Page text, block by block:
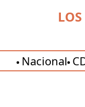
Nacional